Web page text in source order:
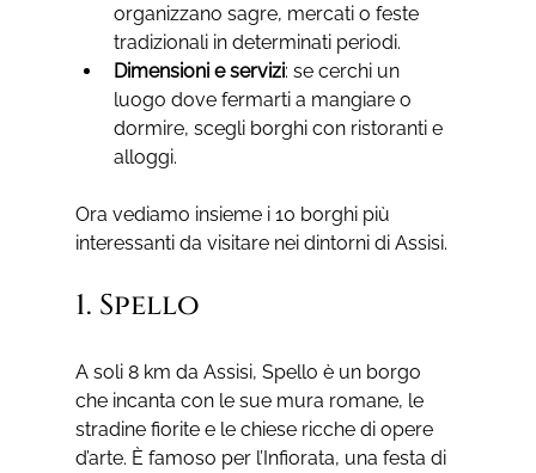
organizzano sagre, mercati o feste
tradizionali in determinati periodi.
Dimensioni e servizi: se cerchi un
luogo dove fermarti a mangiare o
dormire, scegli borghi con ristoranti e
alloggi.
Ora vediamo insieme i 10 borghi più
interessanti da visitare nei dintorni di Assisi.
1. Spello
A soli 8 km da Assisi, Spello è un borgo
che incanta con le sue mura romane, le
stradine fiorite e le chiese ricche di opere
d’arte. È famoso per l’Infiorata, una festa di